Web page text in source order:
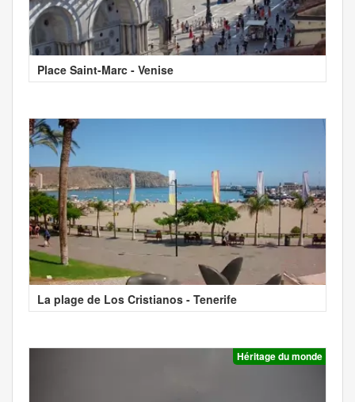
Place Saint-Marc - Venise
La plage de Los Cristianos - Tenerife
Héritage du monde